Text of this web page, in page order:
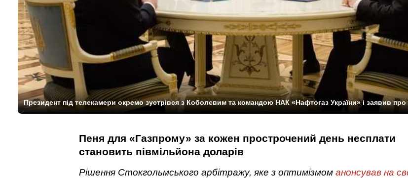
Президент під телекамери окремо зустрівся з Коболєвим та командою НАК «Нафтогаз України» і заявив про
Пеня для «Газпрому» за кожен прострочений день несплати
становить півмільйона доларів
Рішення Стокгольмського арбітражу, яке з оптимізмом анонсував на